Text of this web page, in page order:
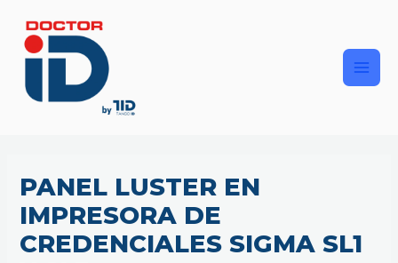
contenido
PANEL LUSTER EN
IMPRESORA DE
CREDENCIALES SIGMA SL1